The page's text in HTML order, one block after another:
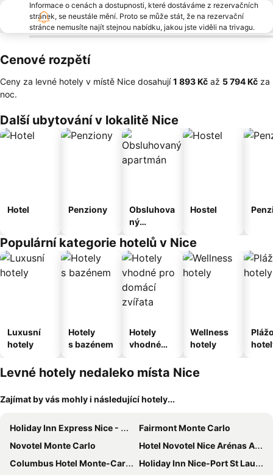
Informace o cenách a dostupnosti, které dostáváme z rezervačních
stránek, se neustále mění. Proto se může stát, že na rezervační
stránce nemusíte najít stejnou nabídku, jakou jste viděli na trivagu.
Cenové rozpětí
Ceny za levné hotely v místě Nice dosahují‎1 893 Kč až ‎5 794 Kč za
noc.
Další ubytování v lokalitě Nice
Hotel Penziony
Obsluhova
ný
Hostel
Populární kategorie hotelů v Nice
Luxusní
hotely
Hotely
s bazénem
Hotely
vhodné
domácí
zvířata
Wellness
hotely
Levné hotely nedaleko místa Nice
Zajímat by vás mohly i následující hotely...
Holiday Inn Express Nice - Grand Arenas By Ihg
Fairmont Monte Carlo
Novotel Monte Carlo
Hotel Novotel Nice Arénas Aéroport
Columbus Hotel Monte-Carlo, Curio Collection by Hilton
Holiday Inn Nice-Port St Laurent by IHG